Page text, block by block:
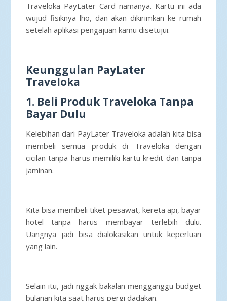
Traveloka PayLater Card namanya. Kartu ini ada
wujud fisiknya lho, dan akan dikirimkan ke rumah
setelah aplikasi pengajuan kamu disetujui.
Keunggulan PayLater
Traveloka
1. Beli Produk Traveloka Tanpa
Bayar Dulu
Kelebihan dari PayLater Traveloka adalah kita bisa
membeli semua produk di Traveloka dengan
cicilan tanpa harus memiliki kartu kredit dan tanpa
jaminan.
Kita bisa membeli tiket pesawat, kereta api, bayar
hotel tanpa harus membayar terlebih dulu.
Uangnya jadi bisa dialokasikan untuk keperluan
yang lain.
Selain itu, jadi nggak bakalan mengganggu budget
bulanan kita saat harus pergi dadakan.